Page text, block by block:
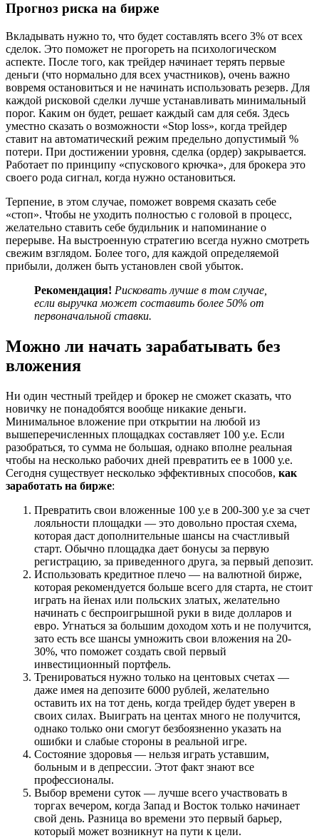
Прогноз риска на бирже
Вкладывать нужно то, что будет составлять всего 3% от всех
сделок. Это поможет не прогореть на психологическом
аспекте. После того, как трейдер начинает терять первые
деньги (что нормально для всех участников), очень важно
вовремя остановиться и не начинать использовать резерв. Для
каждой рисковой сделки лучше устанавливать минимальный
порог. Каким он будет, решает каждый сам для себя. Здесь
уместно сказать о возможности «Stop loss», когда трейдер
ставит на автоматический режим предельно допустимый %
потери. При достижении уровня, сделка (ордер) закрывается.
Работает по принципу «спускового крючка», для брокера это
своего рода сигнал, когда нужно остановиться.
Терпение, в этом случае, поможет вовремя сказать себе
«стоп». Чтобы не уходить полностью с головой в процесс,
желательно ставить себе будильник и напоминание о
перерыве. На выстроенную стратегию всегда нужно смотреть
свежим взглядом. Более того, для каждой определяемой
прибыли, должен быть установлен свой убыток.
Рекомендация! Рисковать лучше в том случае,
если выручка может составить более 50% от
первоначальной ставки.
Можно ли начать зарабатывать без
вложения
Ни один честный трейдер и брокер не сможет сказать, что
новичку не понадобятся вообще никакие деньги.
Минимальное вложение при открытии на любой из
вышеперечисленных площадках составляет 100 у.е. Если
разобраться, то сумма не большая, однако вполне реальная
чтобы на несколько рабочих дней превратить ее в 1000 у.е.
Сегодня существует несколько эффективных способов, как
заработать на бирже:
Превратить свои вложенные 100 у.е в 200-300 у.е за счет
лояльности площадки — это довольно простая схема,
которая даст дополнительные шансы на счастливый
старт. Обычно площадка дает бонусы за первую
регистрацию, за приведенного друга, за первый депозит.
Использовать кредитное плечо — на валютной бирже,
которая рекомендуется больше всего для старта, не стоит
играть на йенах или польских златых, желательно
начинать с беспроигрышной руки в виде долларов и
евро. Угнаться за большим доходом хоть и не получится,
зато есть все шансы умножить свои вложения на 20-
30%, что поможет создать свой первый
инвестиционный портфель.
Тренироваться нужно только на центовых счетах —
даже имея на депозите 6000 рублей, желательно
оставить их на тот день, когда трейдер будет уверен в
своих силах. Выиграть на центах много не получится,
однако только они смогут безбоязненно указать на
ошибки и слабые стороны в реальной игре.
Состояние здоровья — нельзя играть уставшим,
больным и в депрессии. Этот факт знают все
профессионалы.
Выбор времени суток — лучше всего участвовать в
торгах вечером, когда Запад и Восток только начинает
свой день. Разница во времени это первый барьер,
который может возникнут на пути к цели.